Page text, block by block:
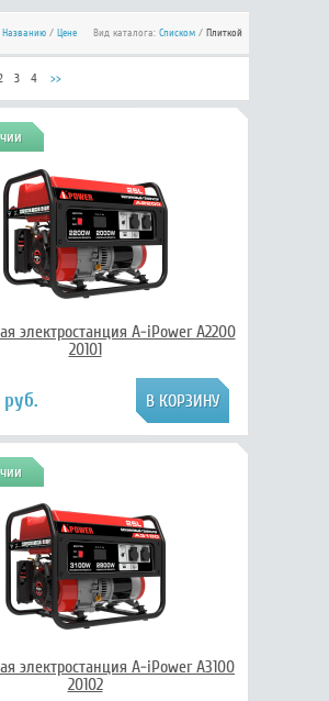
Названию/ Цене Вид каталога: Списком/ Плиткой
3 4 >>
электростанция A-iPower A2200
20101
руб.
электростанция A-iPower A3100
20102